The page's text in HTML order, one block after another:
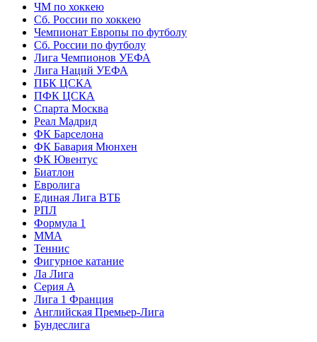
ЧМ по хоккею
Сб. России по хоккею
Чемпионат Европы по футболу
Сб. России по футболу
Лига Чемпионов УЕФА
Лига Наций УЕФА
ПБК ЦСКА
ПФК ЦСКА
Спарта Москва
Реал Мадрид
ФК Барселона
ФК Бавария Мюнхен
ФК Ювентус
Биатлон
Евролига
Единая Лига ВТБ
РПЛ
Формула 1
MMA
Теннис
Фигурное катание
Ла Лига
Серия А
Лига 1 Франция
Английская Премьер-Лига
Бундеслига